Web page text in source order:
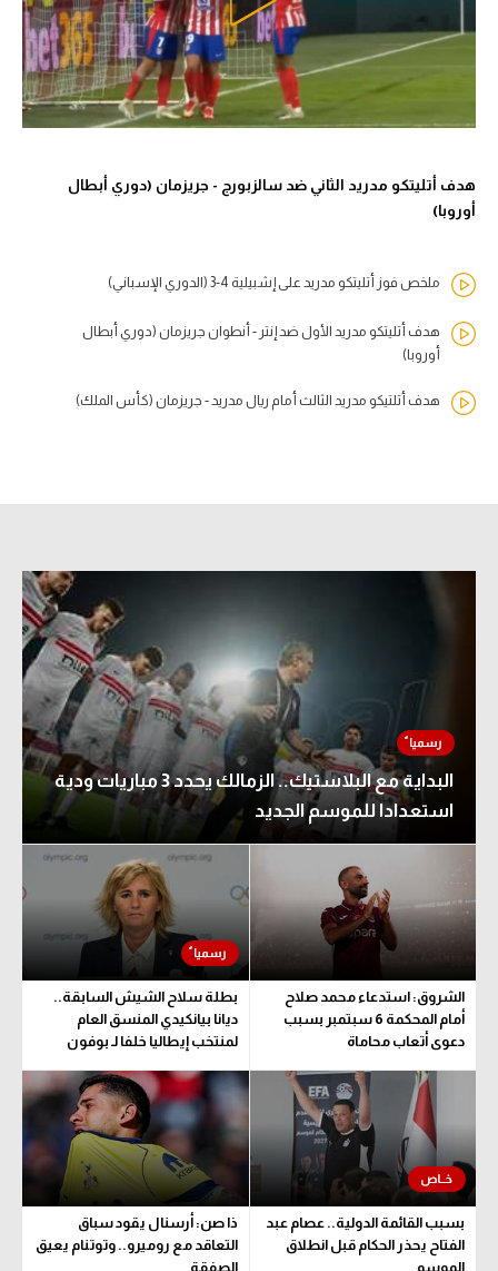
هدف أتليتكو مدريد الثاني ضد سالزبورج - جريزمان (دوري أبطال
أوروبا)
ملخص فوز أتليتكو مدريد على إشبيلية 4-3 (الدوري الإسباني)
هدف أتليتكو مدريد الأول ضد إنتر - أنطوان جريزمان (دوري أبطال
أوروبا)
هدف أتلتيكو مدريد الثالث أمام ريال مدريد - جريزمان (كأس الملك)
البداية مع البلاستيك.. الزمالك يحدد 3 مباريات ودية
استعدادا للموسم الجديد
الشروق: استدعاء محمد صلاح
أمام المحكمة 6 سبتمبر بسبب
دعوى أتعاب محاماة
بطلة سلاح الشيش السابقة..
ديانا بيانكيدي المنسق العام
لمنتخب إيطاليا خلفا لـ بوفون
بسبب القائمة الدولية.. عصام عبد
الفتاح يحذر الحكام قبل انطلاق
الموسم
ذا صن: أرسنال يقود سباق
التعاقد مع روميرو.. وتوتنام يعيق
الصفقة